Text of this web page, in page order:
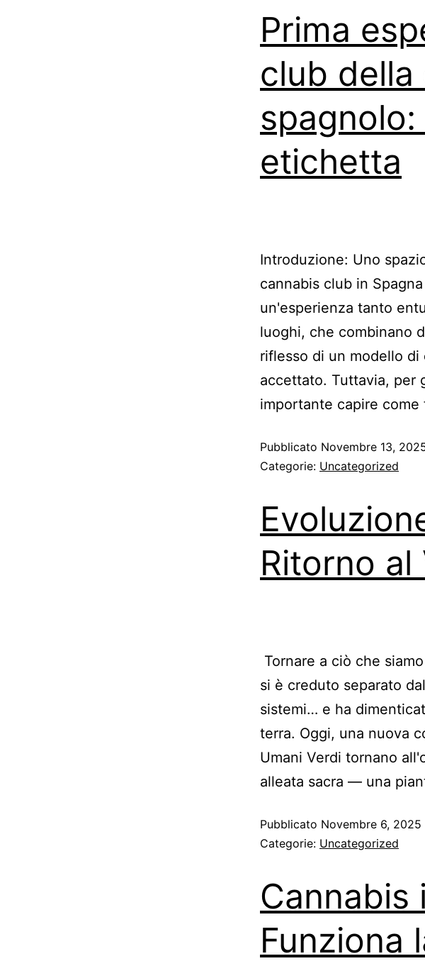
Prima
club della
etichetta
Introduzione: Uno
cannabis club in
un'esperienza tanto
luoghi, che combinano
riflesso di un modello di
accettato. Tuttavia, per
importante capire
Pubblicato Novembre 13,
Categorie: Uncategorized
Ritorno al
Tornare a ciò che
si è creduto separato
sistemi… e ha
terra. Oggi, una nuova
Umani Verdi tornano
alleata sacra — una
Pubblicato Novembre 6, 2025
Categorie: Uncategorized
Cannabis
Funziona